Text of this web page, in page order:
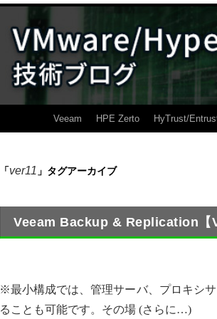
Veeam HPE Zerto HyTrust/
「ver11 」タグアーカイブ
Veeam Backup & Replication【
※最小構成では、管理サーバ、プロキシ
ることも可能です。その場 (さらに…)